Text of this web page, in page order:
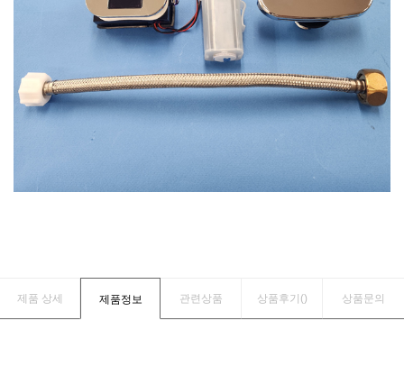
제품 상세 제품정보 관련상품 상품후기() 상품문의